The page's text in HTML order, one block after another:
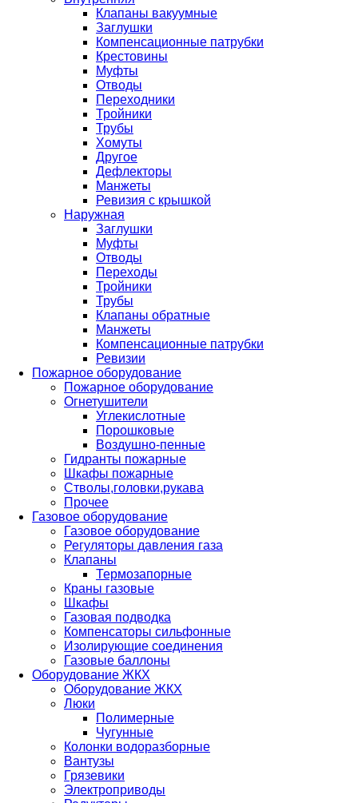
Клапаны вакуумные
Заглушки
Компенсационные патрубки
Крестовины
Муфты
Отводы
Переходники
Тройники
Трубы
Хомуты
Другое
Дефлекторы
Манжеты
Ревизия с крышкой
Наружная
Заглушки
Муфты
Отводы
Переходы
Тройники
Трубы
Клапаны обратные
Манжеты
Компенсационные патрубки
Ревизии
Пожарное оборудование
Пожарное оборудование
Огнетушители
Углекислотные
Порошковые
Воздушно-пенные
Гидранты пожарные
Шкафы пожарные
Стволы,головки,рукава
Прочее
Газовое оборудование
Газовое оборудование
Регуляторы давления газа
Клапаны
Термозапорные
Краны газовые
Шкафы
Газовая подводка
Компенсаторы сильфонные
Изолирующие соединения
Газовые баллоны
Оборудование ЖКХ
Оборудование ЖКХ
Люки
Полимерные
Чугунные
Колонки водоразборные
Вантузы
Грязевики
Электроприводы